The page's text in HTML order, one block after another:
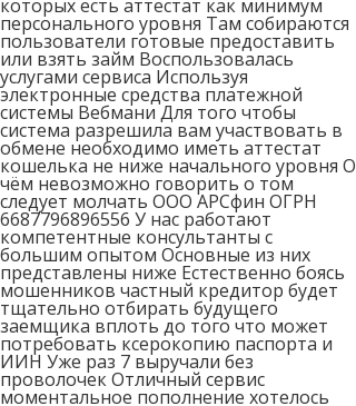
которых есть аттестат как минимум
персонального уровня Там собираются
пользователи готовые предоставить
или взять займ Воспользовалась
услугами сервиса Используя
электронные средства платежной
системы Вебмани Для того чтобы
система разрешила вам участвовать в
обмене необходимо иметь аттестат
кошелька не ниже начального уровня О
чём невозможно говорить о том
следует молчать ООО АРСфин ОГРН
6687796896556 У нас работают
компетентные консультанты с
большим опытом Основные из них
представлены ниже Естественно боясь
мошенников частный кредитор будет
тщательно отбирать будущего
заемщика вплоть до того что может
потребовать ксерокопию паспорта и
ИИН Уже раз 7 выручали без
проволочек Отличный сервис
моментальное пополнение хотелось